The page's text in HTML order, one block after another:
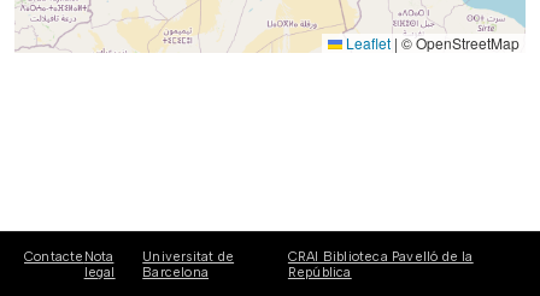
Leaflet | © OpenStreetMap
Contacte Nota
legal
Universitat de
Barcelona
CRAI Biblioteca Pavelló de la
República